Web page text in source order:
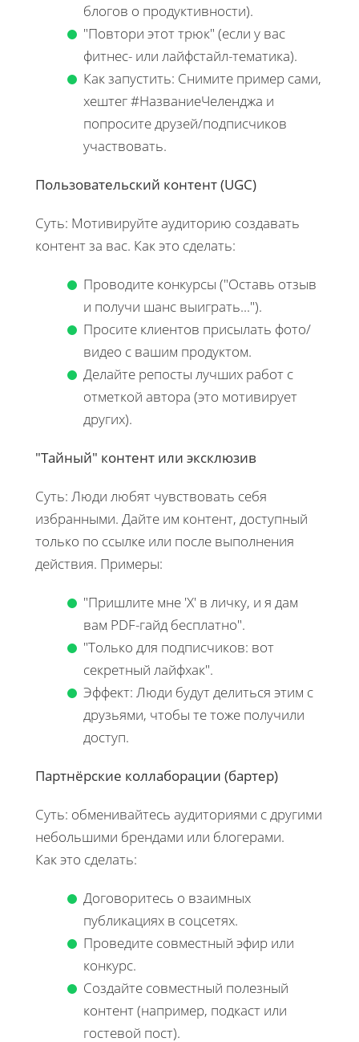
блогов о продуктивности).
"Повтори этот трюк" (если у вас
фитнес- или лайфстайл-тематика).
Как запустить: Снимите пример сами,
хештег #НазваниеЧеленджа и
попросите друзей/подписчиков
участвовать.
Пользовательский контент (UGC)
Суть: Мотивируйте аудиторию создавать
контент за вас. Как это сделать:
Проводите конкурсы ("Оставь отзыв
и получи шанс выиграть...").
Просите клиентов присылать фото/
видео с вашим продуктом.
Делайте репосты лучших работ с
отметкой автора (это мотивирует
других).
"Тайный" контент или эксклюзив
Суть: Люди любят чувствовать себя
избранными. Дайте им контент, доступный
только по ссылке или после выполнения
действия. Примеры:
"Пришлите мне 'Х' в личку, и я дам
вам PDF-гайд бесплатно".
"Только для подписчиков: вот
секретный лайфхак".
Эффект: Люди будут делиться этим с
друзьями, чтобы те тоже получили
доступ.
Партнёрские коллаборации (бартер)
Суть: обменивайтесь аудиториями с другими
небольшими брендами или блогерами.
Как это сделать:
Договоритесь о взаимных
публикациях в соцсетях.
Проведите совместный эфир или
конкурс.
Создайте совместный полезный
контент (например, подкаст или
гостевой пост).